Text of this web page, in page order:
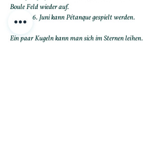
Boule Feld wieder auf.
Ab dem 6. Juni kann Pétanque gespielt werden.
Ein paar Kugeln kann man sich im Sternen leihen.